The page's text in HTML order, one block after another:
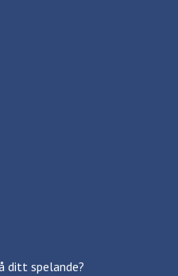
ditt spelande?